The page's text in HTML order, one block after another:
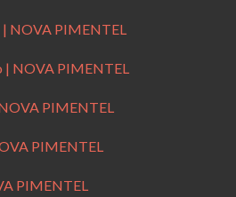
| NOVA PIMENTEL
| NOVA PIMENTEL
PIMENTEL
PIMENTEL
PIMENTEL